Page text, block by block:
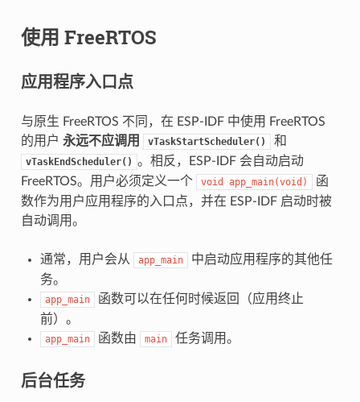
使用 FreeRTOS
应用程序入口点
与原生 FreeRTOS 不同，在 ESP-IDF 中使用 FreeRTOS
的用户 永远不应调用 vTaskStartScheduler() 和
vTaskEndScheduler() 。相反，ESP-IDF 会自动启动
FreeRTOS。用户必须定义一个
void app_main(void)
函
数作为用户应用程序的入口点，并在 ESP-IDF 启动时被
自动调用。
通常，用户会从 app_main
中启动应用程序的其他任
务。
app_main
函数可以在任何时候返回（应用终止
前）。
app_main 函数由 main 任务调用。
后台任务